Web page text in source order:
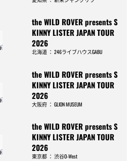
the WILD ROVER presents S
KINNY LISTER JAPAN TOUR
2026
北海道 ：246ライブハウスGABU
the WILD ROVER presents S
KINNY LISTER JAPAN TOUR
2026
大阪府 ：GLION MUSEUM
the WILD ROVER presents S
KINNY LISTER JAPAN TOUR
2026
東京都 ：渋谷O-West